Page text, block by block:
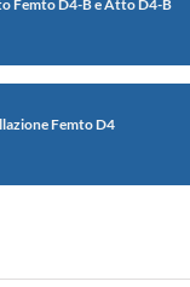
Femto D4-B e Atto D4-B
Femto D4